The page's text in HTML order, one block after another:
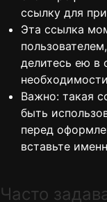
ссылку для
Эта ссылка
делитесь ею в
Важно: такая
быть
перед
вставьте
Часто